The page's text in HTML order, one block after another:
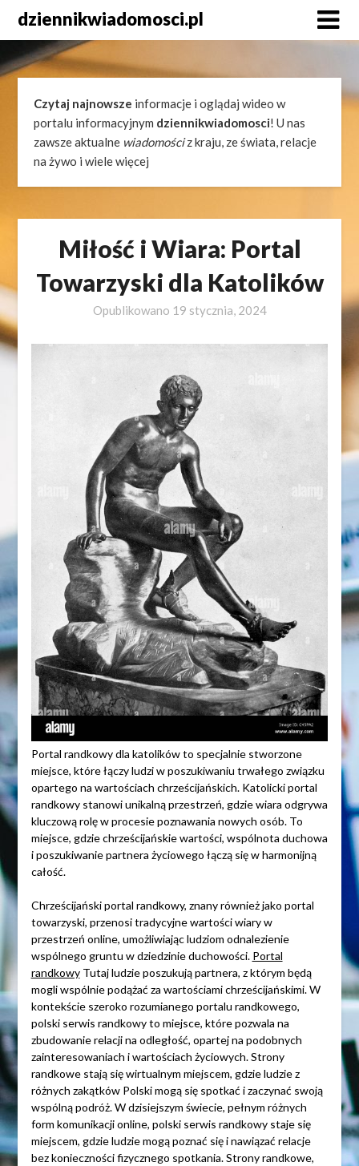
content
dziennikwiadomosci.pl
Czytaj najnowsze informacje i oglądaj wideo w
portalu informacyjnym dziennikwiadomosci! U nas
zawsze aktualne wiadomościz kraju, ze świata, relacje
na żywo i wiele więcej
Miłość i Wiara: Portal
Towarzyski dla Katolików
Opublikowano 19 stycznia, 2024
Portal randkowy dla katolików to specjalnie stworzone
miejsce, które łączy ludzi w poszukiwaniu trwałego związku
opartego na wartościach chrześcijańskich. Katolicki portal
randkowy stanowi unikalną przestrzeń, gdzie wiara odgrywa
kluczową rolę w procesie poznawania nowych osób. To
miejsce, gdzie chrześcijańskie wartości, wspólnota duchowa
i poszukiwanie partnera życiowego łączą się w harmonijną
całość.
Chrześcijański portal randkowy, znany również jako portal
towarzyski, przenosi tradycyjne wartości wiary w
przestrzeń online, umożliwiając ludziom odnalezienie
wspólnego gruntu w dziedzinie duchowości. Portal
randkowyTutaj ludzie poszukują partnera, z którym będą
mogli wspólnie podążać za wartościami chrześcijańskimi. W
kontekście szeroko rozumianego portalu randkowego,
polski serwis randkowy to miejsce, które pozwala na
zbudowanie relacji na odległość, opartej na podobnych
zainteresowaniach i wartościach życiowych. Strony
randkowe stają się wirtualnym miejscem, gdzie ludzie z
różnych zakątków Polski mogą się spotkać i zaczynać swoją
wspólną podróż. W dzisiejszym świecie, pełnym różnych
form komunikacji online, polski serwis randkowy staje się
miejscem, gdzie ludzie mogą poznać się i nawiązać relacje
bez konieczności fizycznego spotkania. Strony randkowe,